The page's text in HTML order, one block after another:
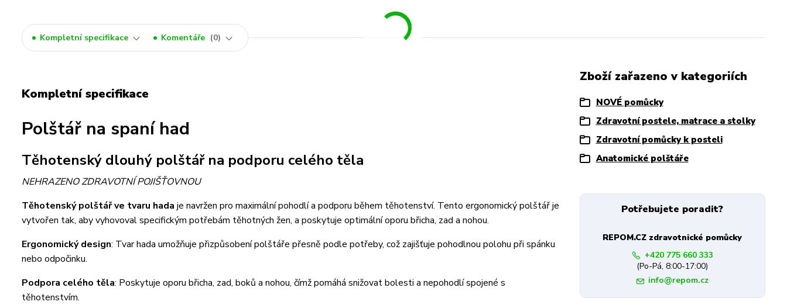
Kompletní specifikace Komentáře 0
Kompletní specifikace
Polštář na spaní had
Těhotenský dlouhý polštář na podporu celého těla
NEHRAZENO ZDRAVOTNÍ POJIŠŤOVNOU
Těhotenský polštář ve tvaru hada je navržen pro maximální pohodlí a podporu během těhotenství. Tento ergonomický polštář je
vytvořen tak, aby vyhovoval specifickým potřebám těhotných žen, a poskytuje optimální oporu břicha, zad a nohou.
Ergonomický design: Tvar hada umožňuje přizpůsobení polštáře přesně podle potřeby, což zajišťuje pohodlnou polohu při spánku
nebo odpočinku.
Podpora celého těla: Poskytuje oporu břicha, zad, boků a nohou, čímž pomáhá snižovat bolesti a nepohodlí spojené s
těhotenstvím.
Zboží zařazeno v kategoriích
NOVÉ pomůcky
Zdravotní postele, matrace a stolky
Zdravotní pomůcky k posteli
Anatomické polštáře
Potřebujete poradit?
REPOM.CZ zdravotnické pomůcky
+420 775 660 333
(Po-Pá, 8:00-17:00)
info@repom.cz